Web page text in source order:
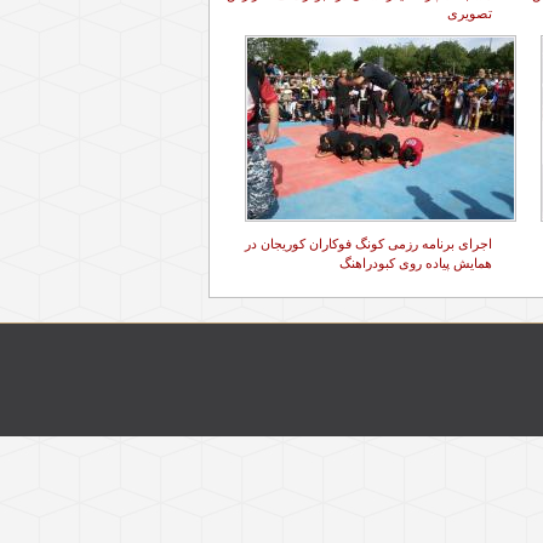
تصویری
اجرای برنامه رزمی کونگ فوکاران کوریجان در
همایش پیاده روی کبودراهنگ